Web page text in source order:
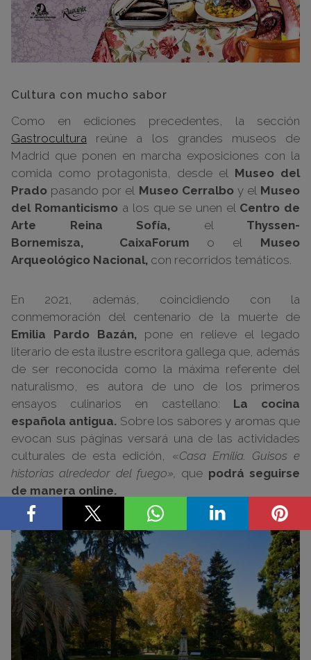
Cultura con mucho sabor
Como en ediciones precedentes, la sección
Gastrocultura reúne a los grandes museos de
Madrid que ponen en marcha exposiciones con la
comida como protagonista, desde el Museo del
Prado pasando por el Museo Cerralboy el Museo
del Romanticismo a los que se unen el Centro de
Arte Reina Sofía, el Thyssen-
Bornemisza,
CaixaForum o el Museo
Arqueológico Nacional, con recorridos temáticos.
En 2021, además, coincidiendo con la
conmemoración del centenario de la muerte de
Emilia Pardo Bazán,pone en relieve el legado
literario de esta ilustre escritora gallega que, además
de ser reconocida como la máxima referente del
naturalismo, es autora de uno de los primeros
ensayos culinarios en castellano: La cocina
española antigua. Sobre los sabores y aromas que
evocan sus páginas versará una de las actividades
culturales de esta edición, «Casa Emilia. Guisos e
historias alrededor del fuego», que podrá seguirse
de manera online.